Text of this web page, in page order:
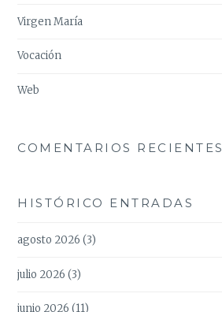
Virgen María
Vocación
Web
COMENTARIOS RECIENTES
HISTÓRICO ENTRADAS
agosto 2026 (3)
julio 2026 (3)
junio 2026 (11)